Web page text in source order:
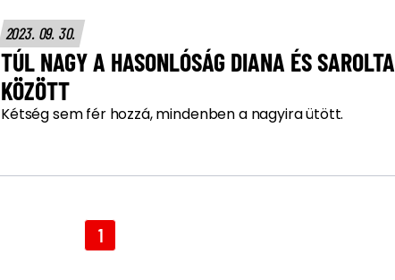
2023. 09. 30.
TÚL NAGY A HASONLÓSÁG DIANA ÉS SAROLTA
KÖZÖTT
Kétség sem fér hozzá, mindenben a nagyira ütött.
1